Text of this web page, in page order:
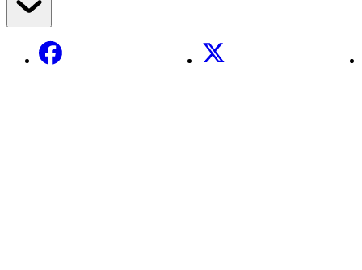
Facebook X